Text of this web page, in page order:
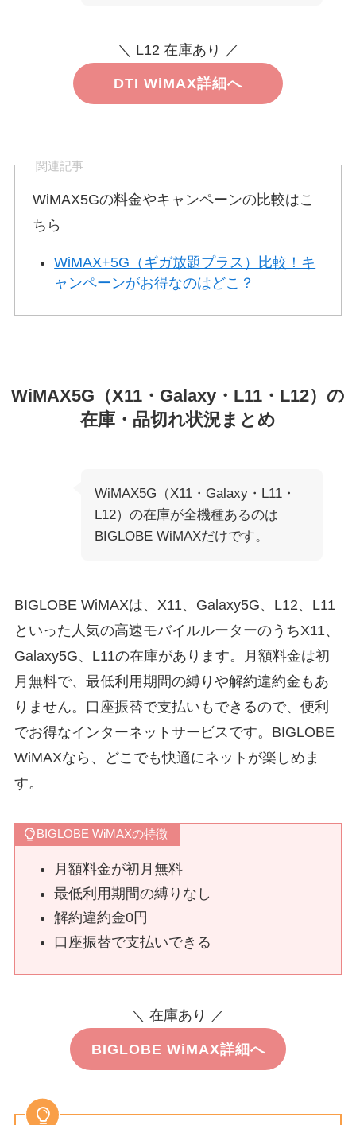
＼ L12 在庫あり ／
DTI WiMAX詳細へ
関連記事
WiMAX5Gの料金やキャンペーンの比較はこ
ちら
WiMAX+5G（ギガ放題プラス）比較！キ
ャンペーンがお得なのはどこ？
WiMAX5G（X11・Galaxy・L11・L12）の
在庫・品切れ状況まとめ
WiMAX5G（X11・Galaxy・L11・
L12）の在庫が全機種あるのは
BIGLOBE WiMAXだけです。
BIGLOBE WiMAXは、X11、Galaxy5G、L12、L11
といった人気の高速モバイルルーターのうちX11、
Galaxy5G、L11の在庫があります。月額料金は初
月無料で、最低利用期間の縛りや解約違約金もあ
りません。口座振替で支払いもできるので、便利
でお得なインターネットサービスです。BIGLOBE
WiMAXなら、どこでも快適にネットが楽しめま
す。
BIGLOBE WiMAXの特徴
月額料金が初月無料
最低利用期間の縛りなし
解約違約金0円
口座振替で支払いできる
＼ 在庫あり ／
BIGLOBE WiMAX詳細へ